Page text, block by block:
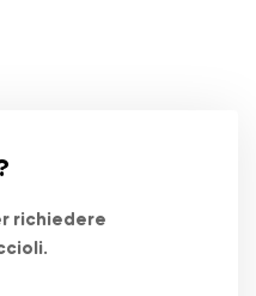
richiedere